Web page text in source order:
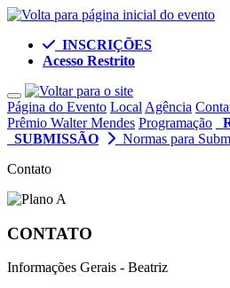
INSCRIÇÕES
Acesso Restrito
Toggle navigation
Página do Evento Local Agência
Prêmio Walter Mendes Programação
SUBMISSÃO
Normas para
Contato
CONTATO
Informações Gerais - Beatriz